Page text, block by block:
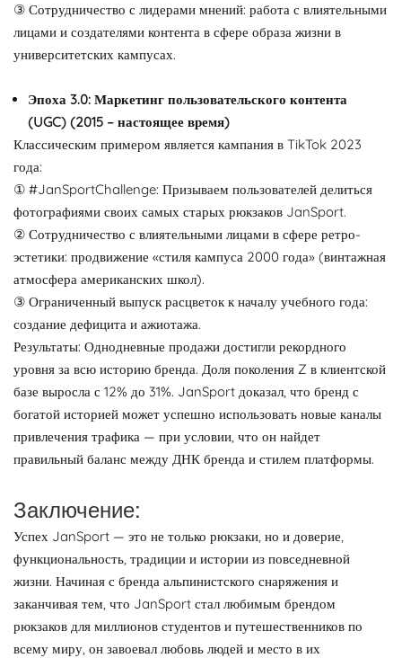
③ Сотрудничество с лидерами мнений: работа с влиятельными
лицами и создателями контента в сфере образа жизни в
университетских кампусах.
Эпоха 3.0: Маркетинг пользовательского контента
(UGC) (2015 – настоящее время)
Классическим примером является кампания в TikTok 2023
года:
① #JanSportChallenge: Призываем пользователей делиться
фотографиями своих самых старых рюкзаков JanSport.
② Сотрудничество с влиятельными лицами в сфере ретро-
эстетики: продвижение «стиля кампуса 2000 года» (винтажная
атмосфера американских школ).
③ Ограниченный выпуск расцветок к началу учебного года:
создание дефицита и ажиотажа.
Результаты: Однодневные продажи достигли рекордного
уровня за всю историю бренда. Доля поколения Z в клиентской
базе выросла с 12% до 31%. JanSport доказал, что бренд с
богатой историей может успешно использовать новые каналы
привлечения трафика — при условии, что он найдет
правильный баланс между ДНК бренда и стилем платформы.
Заключение:
Успех JanSport — это не только рюкзаки, но и доверие,
функциональность, традиции и истории из повседневной
жизни. Начиная с бренда альпинистского снаряжения и
заканчивая тем, что JanSport стал любимым брендом
рюкзаков для миллионов студентов и путешественников по
всему миру, он завоевал любовь людей и место в их